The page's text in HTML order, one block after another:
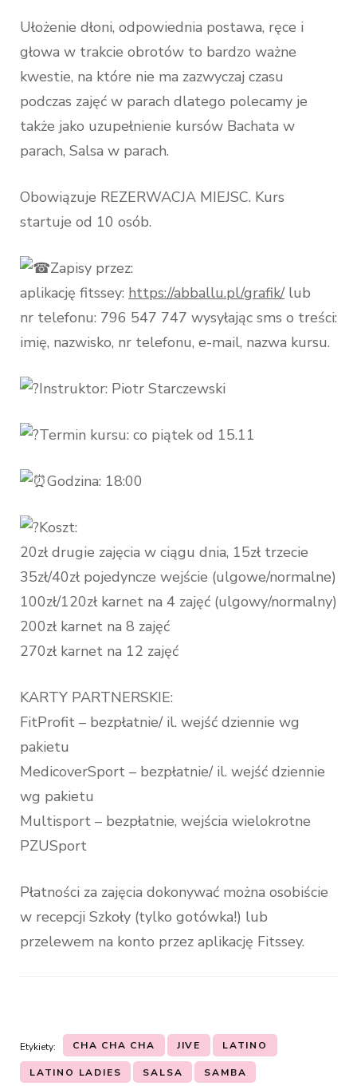
Ułożenie dłoni, odpowiednia postawa, ręce i
głowa w trakcie obrotów to bardzo ważne
kwestie, na które nie ma zazwyczaj czasu
podczas zajęć w parach dlatego polecamy je
także jako uzupełnienie kursów Bachata w
parach, Salsa w parach.
Obowiązuje REZERWACJA MIEJSC. Kurs
startuje od 10 osób.
Zapisy przez:
aplikację fitssey: https://abballu.pl/grafik/lub
nr telefonu: 796 547 747 wysyłając sms o treści:
imię, nazwisko, nr telefonu, e-mail, nazwa kursu.
Instruktor: Piotr Starczewski
Termin kursu: co piątek od 15.11
Godzina: 18:00
Koszt:
20zł drugie zajęcia w ciągu dnia, 15zł trzecie
35zł/40zł pojedyncze wejście (ulgowe/normalne)
100zł/120zł karnet na 4 zajęć (ulgowy/normalny)
200zł karnet na 8 zajęć
270zł karnet na 12 zajęć
KARTY PARTNERSKIE:
FitProfit – bezpłatnie/ il. wejść dziennie wg
pakietu
MedicoverSport – bezpłatnie/ il. wejść dziennie
wg pakietu
Multisport – bezpłatnie, wejścia wielokrotne
PZUSport
Płatności za zajęcia dokonywać można osobiście
w recepcji Szkoły (tylko gotówka!) lub
przelewem na konto przez aplikację Fitssey.
Etykiety: CHA CHA CHA JIVE LATINO
LATINO LADIES SALSA SAMBA